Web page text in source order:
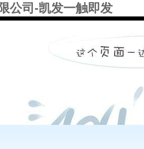
公司-凯发一触即发